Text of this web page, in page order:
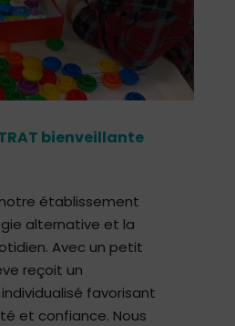
bienveillante
établissement
alternative et la
Avec un petit
reçoit un
favorisant
et confiance. Nous